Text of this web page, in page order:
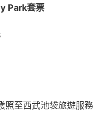
Park套票
照至西武池袋旅遊服務